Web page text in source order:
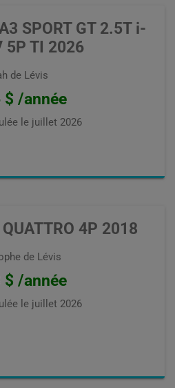
SPORT GT 2.5T i-
5P TI 2026
de Lévis
$ /année
le juillet 2026
4P 2018
de Lévis
$ /année
le juillet 2026